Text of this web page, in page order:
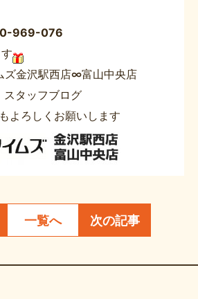
969-076
ズ金沢駅西店∞富山中央店
スタッフブログ
よろしくお願いします
一覧へ 次の記事